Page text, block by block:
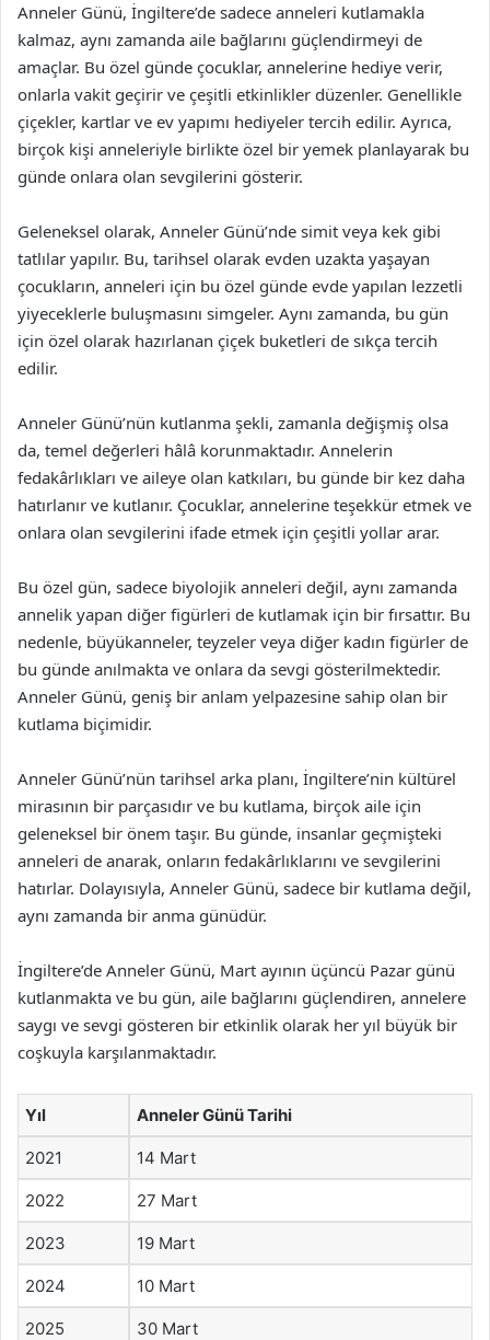
Anneler Günü, İngiltere’de sadece anneleri kutlamakla
kalmaz, aynı zamanda aile bağlarını güçlendirmeyi de
amaçlar. Bu özel günde çocuklar, annelerine hediye verir,
onlarla vakit geçirir ve çeşitli etkinlikler düzenler. Genellikle
çiçekler, kartlar ve ev yapımı hediyeler tercih edilir. Ayrıca,
birçok kişi anneleriyle birlikte özel bir yemek planlayarak bu
günde onlara olan sevgilerini gösterir.
Geleneksel olarak, Anneler Günü’nde simit veya kek gibi
tatlılar yapılır. Bu, tarihsel olarak evden uzakta yaşayan
çocukların, anneleri için bu özel günde evde yapılan lezzetli
yiyeceklerle buluşmasını simgeler. Aynı zamanda, bu gün
için özel olarak hazırlanan çiçek buketleri de sıkça tercih
edilir.
Anneler Günü’nün kutlanma şekli, zamanla değişmiş olsa
da, temel değerleri hâlâ korunmaktadır. Annelerin
fedakârlıkları ve aileye olan katkıları, bu günde bir kez daha
hatırlanır ve kutlanır. Çocuklar, annelerine teşekkür etmek ve
onlara olan sevgilerini ifade etmek için çeşitli yollar arar.
Bu özel gün, sadece biyolojik anneleri değil, aynı zamanda
annelik yapan diğer figürleri de kutlamak için bir fırsattır. Bu
nedenle, büyükanneler, teyzeler veya diğer kadın figürler de
bu günde anılmakta ve onlara da sevgi gösterilmektedir.
Anneler Günü, geniş bir anlam yelpazesine sahip olan bir
kutlama biçimidir.
Anneler Günü’nün tarihsel arka planı, İngiltere’nin kültürel
mirasının bir parçasıdır ve bu kutlama, birçok aile için
geleneksel bir önem taşır. Bu günde, insanlar geçmişteki
anneleri de anarak, onların fedakârlıklarını ve sevgilerini
hatırlar. Dolayısıyla, Anneler Günü, sadece bir kutlama değil,
aynı zamanda bir anma günüdür.
İngiltere’de Anneler Günü, Mart ayının üçüncü Pazar günü
kutlanmakta ve bu gün, aile bağlarını güçlendiren, annelere
saygı ve sevgi gösteren bir etkinlik olarak her yıl büyük bir
coşkuyla karşılanmaktadır.
Yıl Anneler Günü Tarihi
2021 14 Mart
2022 27 Mart
2023 19 Mart
2024 10 Mart
2025 30 Mart